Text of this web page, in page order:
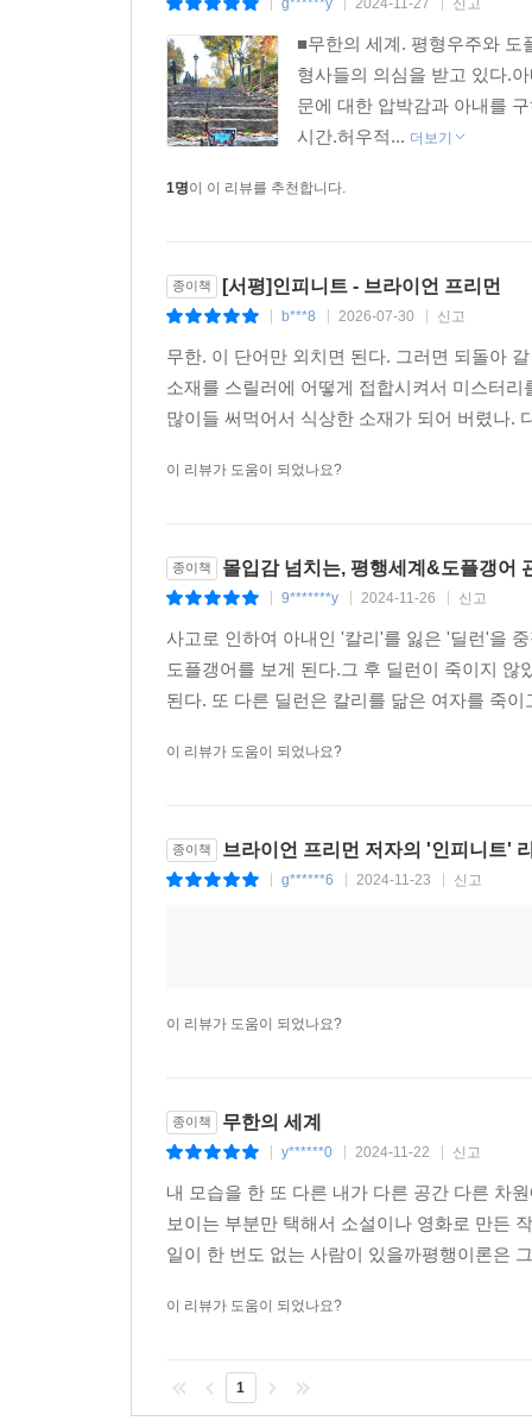
유니버설이 선택한 SF 심리 스릴러의 새로운 지평,
우주의 섭리를 뒤흔드는 과학적 상상력!
평행우주 속에서 자신과 같은 존재를 마주하며
없게 된다. 이러한 서스펜스는 이 소설이 가진 가장
의한 게 아니라, 딜런이 자신과의 싸움을 벌이는
빼어난 내러티브가 이와 같은 어지러운 상황을
현실에 순응할지, 혹은 그 모든 책임을 벗어 던지
함께 느끼기도 하고, 그가 결국 어떤 결정을 내릴
〈인피니트〉는 과학적 상상력과 소설적 재미
확장한다. ‘그때 그 선택을 하지 않았더라면, 우
의미에 관해 다시금 되새기게 한다. 특히, 딜런
선택이 무엇인지 돌아보게 만들어 줄 것이다.
의심치 않는다. 그리고 평행우주가 반드시 있다
하다가, 오후에 점심을 먹다가, 저녁에 집으로 돌
g******y 2024-11-27 신고
■무한의 세계. 평형우주와 도
형사들의 의심을 받고 있다.
문에 대한 압박감과 아내를
시간.허우적... 더보기
1명이 이 리뷰를 추천합니다.
종이책 [서평]인피니트 - 브라이언 프리먼
b***8 2026-07-30 신고
무한. 이 단어만 외치면 된다. 그러면 되돌아
소재를 스릴러에 어떻게 접합시켜서 미스터
많이들 써먹어서 식상한 소재가 되어 버렸나.
이 리뷰가 도움이 되었나요?
종이책 몰입감 넘치는, 평행세계&도플갱어
9*******y 2024-11-26 신고
사고로 인하여 아내인 '칼리'를 잃은 '딜런'을
도플갱어를 보게 된다.그 후 딜런이 죽이지
된다. 또 다른 딜런은 칼리를 닮은 여자를 죽
이 리뷰가 도움이 되었나요?
종이책 브라이언 프리먼 저자의 '인피니트'
g******6 2024-11-23 신고
이 리뷰가 도움이 되었나요?
종이책 무한의 세계
y******0 2024-11-22 신고
내 모습을 한 또 다른 내가 다른 공간 다른 차
보이는 부분만 택해서 소설이나 영화로 만든
일이 한 번도 없는 사람이 있을까평행이론은
이 리뷰가 도움이 되었나요?
1